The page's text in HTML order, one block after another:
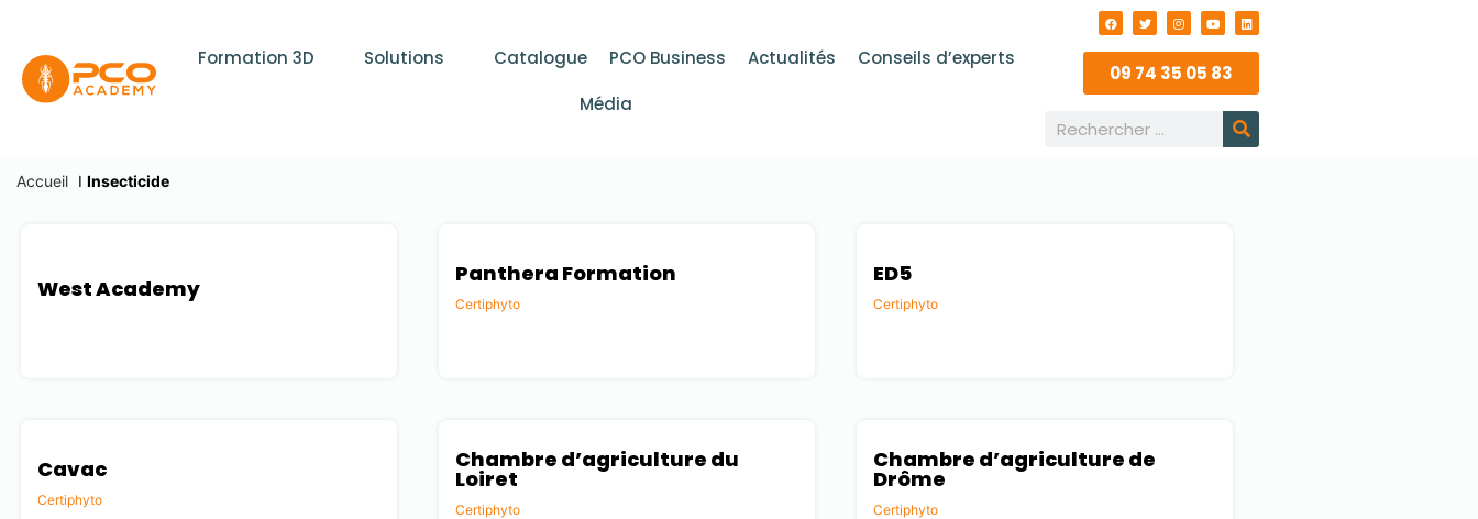
Formation 3D Solutions Catalogue PCO Business Actualités
Conseils d’experts
Média
09 74 35 05 83
Accueil I Insecticide
West Academy
Panthera Formation
Certiphyto
ED5
Certiphyto
Cavac
Certiphyto
Chambre d’agriculture du
Loiret
Certiphyto
Chambre d’agriculture de
Drôme
Certiphyto